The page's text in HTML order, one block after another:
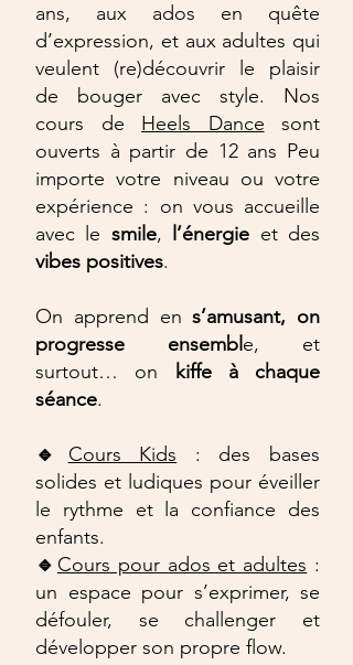
ans, aux ados en quête
d’expression, et aux adultes qui
veulent (re)découvrir le plaisir
de bouger avec style. Nos
cours de Heels Dance sont
ouverts à partir de 12 ans Peu
importe votre niveau ou votre
expérience : on vous accueille
avec le smile, l’énergie et des
vibes positives.
On apprend ens’amusant, on
progresse ensembl e, et
surtout… on
kiffe à chaque
séance.
🔹 Cours Kids : des bases
solides et ludiques pour éveiller
le rythme et la confiance des
enfants.
🔹 Cours pour ados et adultes :
un espace pour s’exprimer, se
défouler, se challenger et
développer son propre flow.